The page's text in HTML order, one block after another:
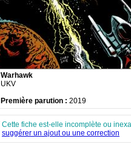
Warhawk
UKV
Première parution : 2019
Cette fiche est-elle incomplète ou
suggérer un ajout ou une correction